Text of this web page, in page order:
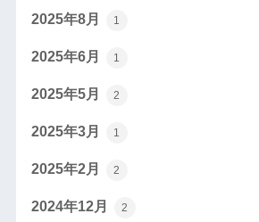
2025年8月 1
2025年6月 1
2025年5月 2
2025年3月 1
2025年2月 2
2024年12月 2